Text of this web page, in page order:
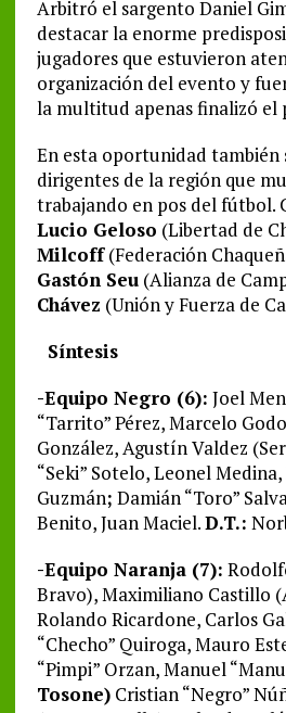
Arbitró el sargento Daniel
destacar la enorme
jugadores que estuvieron
organización del evento y
la multitud apenas finalizó el
En esta oportunidad también
dirigentes de la región que
trabajando en pos del fútbol.
Lucio Geloso (Libertad de
Milcoff(Federación
Gastón Seu(Alianza de
Chávez (Unión y Fuerza de
Síntesis
-Equipo Negro (6): Joel
“Tarrito” Pérez, Marcelo
González, Agustín Valdez
“Seki” Sotelo, Leonel
Guzmán; Damián “Toro”
Benito, Juan Maciel.D.T.:
-Equipo Naranja (7):
Bravo), Maximiliano Castillo
Rolando Ricardone, Carlos
“Checho” Quiroga, Mauro
“Pimpi” Orzan, Manuel
Tosone)Cristian “Negro”